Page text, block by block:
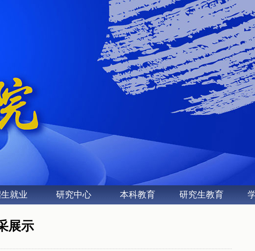
就业 研究中心 本科教育 研究生教育
展示